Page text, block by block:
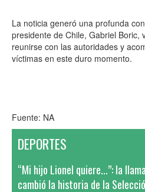
La noticia generó una profunda
presidente de Chile, Gabriel Boric,
reunirse con las autoridades y
víctimas en este duro momento.
Fuente: NA
DEPORTES
“Mi hijo Lionel quiere...”: la
cambió la historia de la